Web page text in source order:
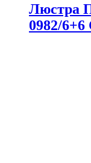
Люстра
0982/